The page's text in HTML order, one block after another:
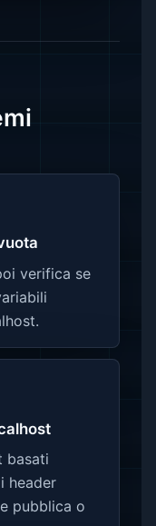
verifica se
basati
header
pubblica o